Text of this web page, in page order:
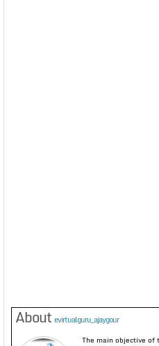
About evirtualguru_ajaygour
The main objective of